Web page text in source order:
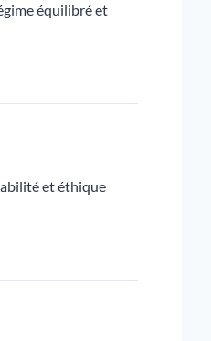
équilibré et
et éthique